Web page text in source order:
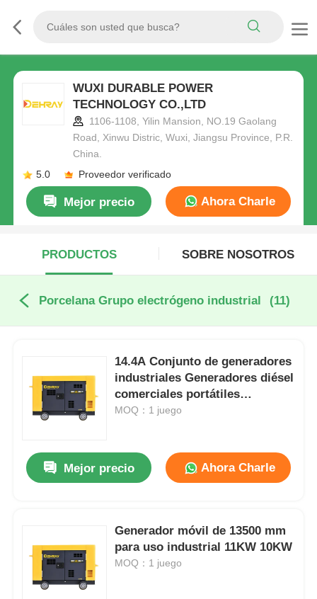
WUXI DURABLE POWER
TECHNOLOGY CO.,LTD
1106-1108, Yilin Mansion, NO.19 Gaolang
Road, Xinwu Distric, Wuxi, Jiangsu Province, P.R.
China.
5.0
Proveedor verificado
Mejor precio Ahora Charle
PRODUCTOS SOBRE NOSOTROS
Porcelana Grupo electrógeno industrial (11)
14.4A Conjunto de generadores
industriales Generadores diésel
comerciales portátiles
compactos
MOQ：1 juego
Mejor precio Ahora Charle
Generador móvil de 13500 mm
para uso industrial 11KW 10KW
MOQ：1 juego